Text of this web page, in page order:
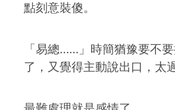
點刻意裝傻。
「易總……」時簡猶豫要不
了，又覺得主動說出口，太